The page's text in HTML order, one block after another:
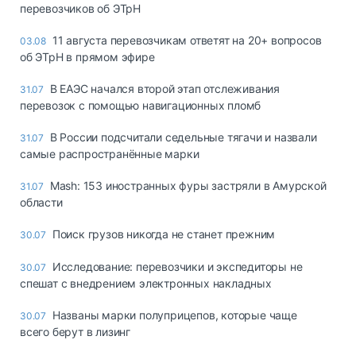
перевозчиков об ЭТрН
03.08 11 августа перевозчикам ответят на 20+ вопросов
об ЭТрН в прямом эфире
31.07
В ЕАЭС начался второй этап отслеживания
перевозок с помощью навигационных пломб
31.07
В России подсчитали седельные тягачи и назвали
самые распространённые марки
31.07
Mash: 153 иностранных фуры застряли в Амурской
области
30.07 Поиск грузов никогда не станет прежним
30.07
Исследование: перевозчики и экспедиторы не
спешат с внедрением электронных накладных
30.07
Названы марки полуприцепов, которые чаще
всего берут в лизинг